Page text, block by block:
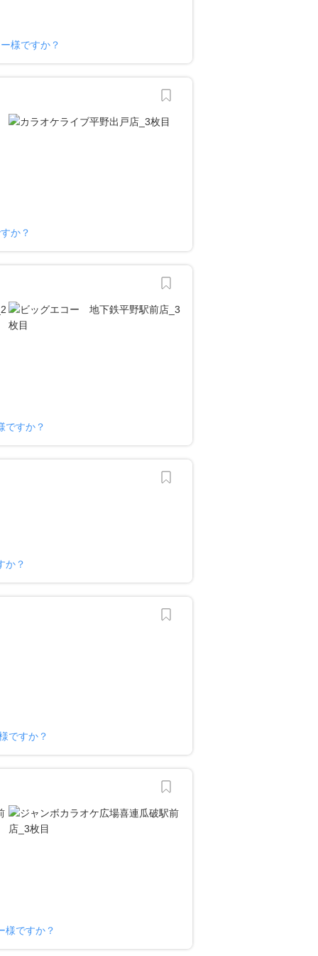
様ですか？
か？
ですか？
か？
ですか？
様ですか？